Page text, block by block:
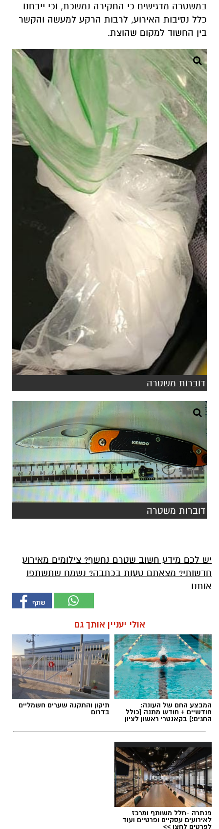
במשטרה מדגישים כי החקירה נמשכת, וכי ייבחנו
כלל נסיבות האירוע, לרבות הרקע למעשה והקשר
בין החשוד למקום שהוצת.
דוברות משטרה
דוברות משטרה
יש לכם מידע חשוב שטרם נחשף? צילומים מאירוע
חדשותי? מצאתם טעות בכתבה? נשמח שתשתפו
אותנו
אולי יעניין אותך גם
המבצע החם של העונה:
חודשיים + חודש מתנה (כולל
החגים!) בקאנטרי ראשון לציון
תיקון והתקנה שערים חשמליים
בדרום
פנתרה -חלל משותף ומרכז
לאירועים עסקיים ופרטיים ועוד
לפרטים לחצו >>